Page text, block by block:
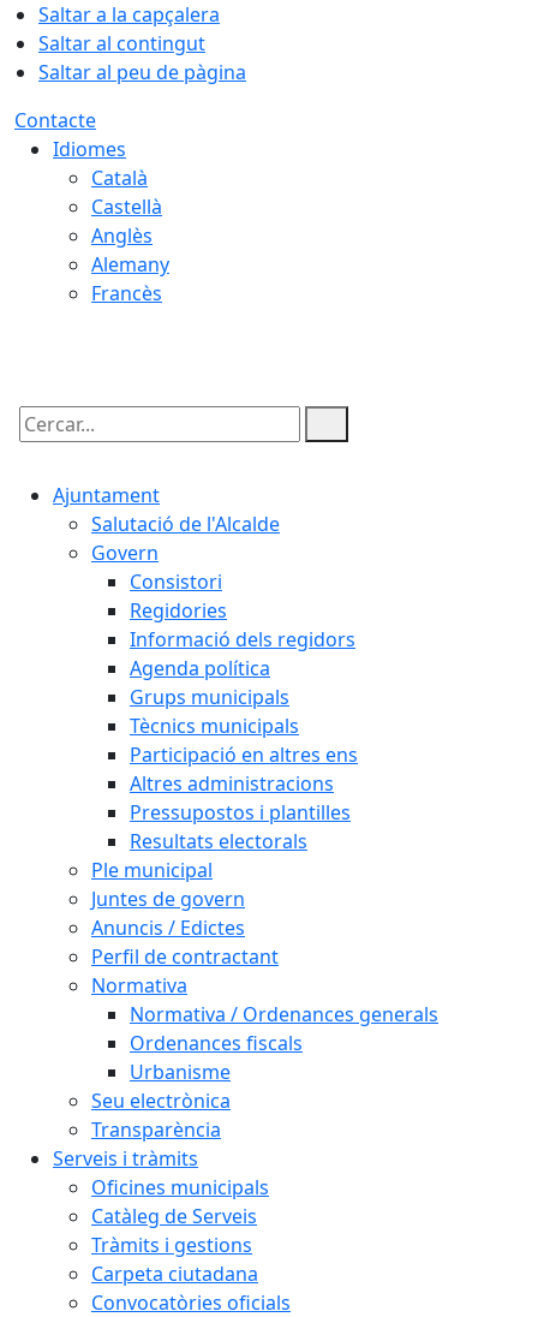
Saltar a la capçalera
Saltar al contingut
Saltar al peu de pàgina
Contacte
Idiomes
Català
Castellà
Anglès
Alemany
Francès
Cercar:
Ajuntament
Salutació de l'Alcalde
Govern
Consistori
Regidories
Informació dels regidors
Agenda política
Grups municipals
Tècnics municipals
Participació en altres ens
Altres administracions
Pressupostos i plantilles
Resultats electorals
Ple municipal
Juntes de govern
Anuncis / Edictes
Perfil de contractant
Normativa
Normativa / Ordenances generals
Ordenances fiscals
Urbanisme
Seu electrònica
Transparència
Serveis i tràmits
Oficines municipals
Catàleg de Serveis
Tràmits i gestions
Carpeta ciutadana
Convocatòries oficials